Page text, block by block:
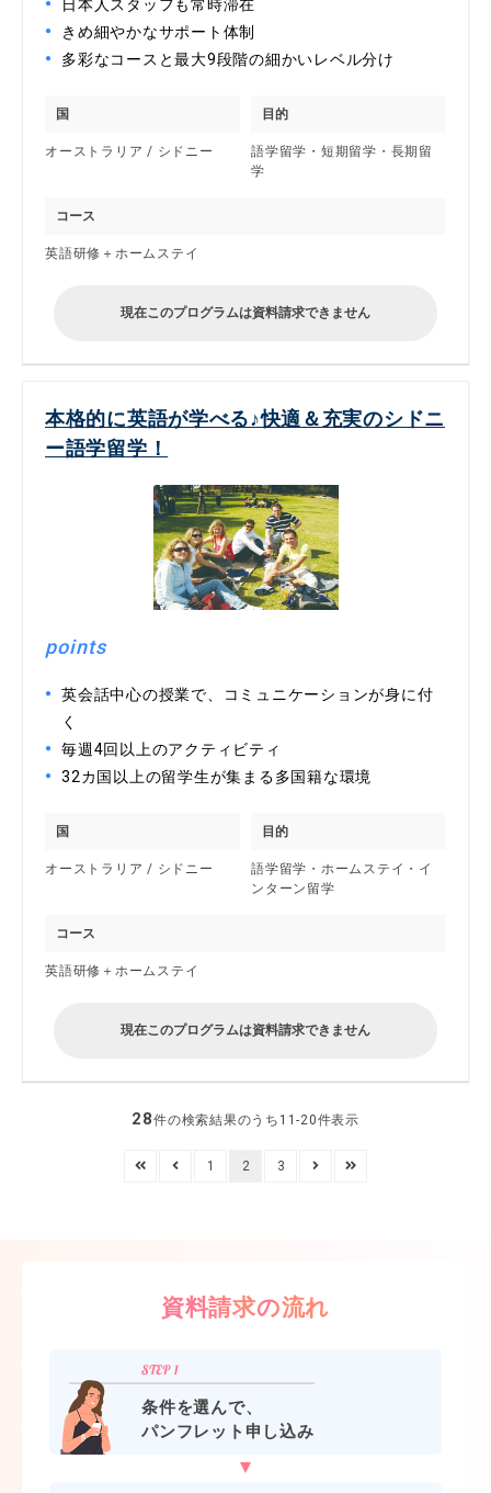
日本人スタッフも常時滞在
きめ細やかなサポート体制
多彩なコースと最大9段階の細かいレベル分け
国
オーストラリア / シドニー
目的
語学留学・短期留学・長期留
学
コース
英語研修＋ホームステイ
現在このプログラムは資料請求できません
本格的に英語が学べる♪快適＆充実のシドニ
ー語学留学！
points
英会話中心の授業で、コミュニケーションが身に付
く
毎週4回以上のアクティビティ
32カ国以上の留学生が集まる多国籍な環境
国
オーストラリア / シドニー
目的
語学留学・ホームステイ・イ
ンターン留学
コース
英語研修＋ホームステイ
現在このプログラムは資料請求できません
28件の検索結果のうち11-20件表示
1 2 3
資料請求の流れ
条件を選んで、
パンフレット申し込み